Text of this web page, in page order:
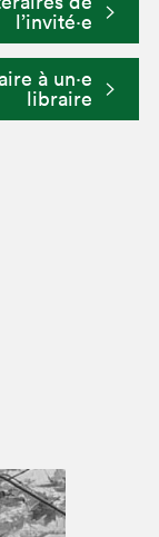
l’invité⋅e
à un⋅e
libraire